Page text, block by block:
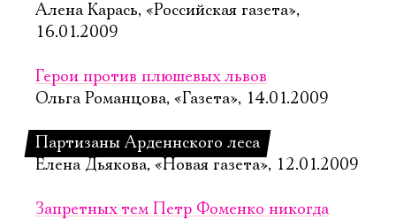
Алена Карась, «Российская газета»,
16.01.2009
Герои против плюшевых львов
Ольга Романцова, «Газета», 14.01.2009
Партизаны Арденнского леса
Елена Дьякова, «Новая газета», 12.01.2009
Запретных тем Петр Фоменко никогда